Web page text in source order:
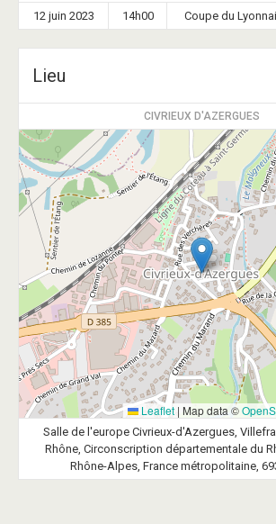
12 juin 2023 14h00 Coupe du
Lieu
CIVRIEUX D'AZERGUES
Leaflet | Map data ©
Salle de l'europe Civrieux-d'Azergues,
Rhône, Circonscription départementale du
Rhône-Alpes, France métropolitaine,